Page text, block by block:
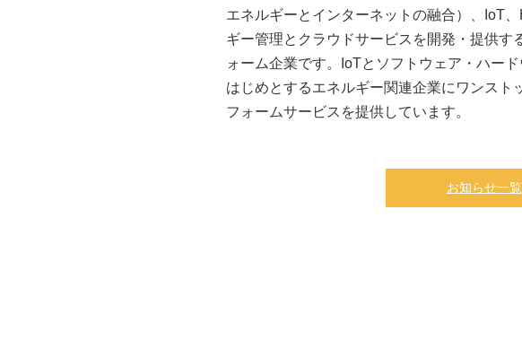
エネルギーとインターネットの融合）、IoT
ギー管理とクラウドサービスを開発・提供す
ォーム企業です。IoTとソフトウェア・ハー
はじめとするエネルギー関連企業にワンスト
フォームサービスを提供しています。
お知らせ一覧